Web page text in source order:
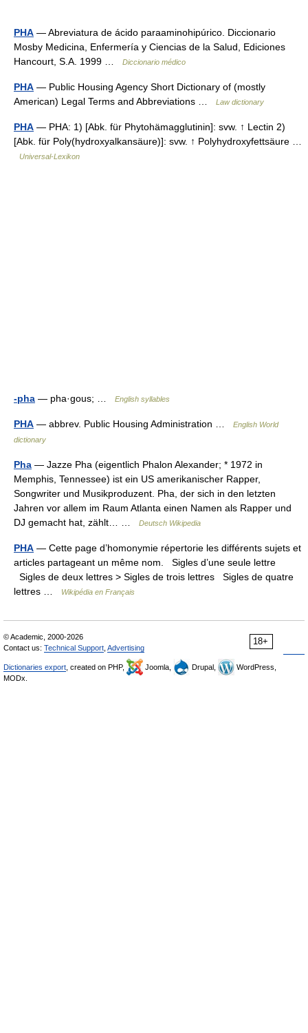
PHA — Abreviatura de ácido paraaminohipúrico. Diccionario
Mosby Medicina, Enfermería y Ciencias de la Salud, Ediciones
Hancourt, S.A. 1999 …
Diccionario médico
PHA — Public Housing Agency Short Dictionary of (mostly
American) Legal Terms and Abbreviations …
Law dictionary
PHA — PHA: 1) [Abk. für Phytohämagglutinin]: svw. ↑ Lectin 2)
[Abk. für Poly(hydroxyalkansäure)]: svw. ↑ Polyhydroxyfettsäure …
Universal-Lexikon
-pha — pha·gous; … English syllables
PHA — abbrev. Public Housing Administration …
English World
dictionary
Pha — Jazze Pha (eigentlich Phalon Alexander; * 1972 in
Memphis, Tennessee) ist ein US amerikanischer Rapper,
Songwriter und Musikproduzent. Pha, der sich in den letzten
Jahren vor allem im Raum Atlanta einen Namen als Rapper und
DJ gemacht hat, zählt… …
Deutsch Wikipedia
PHA — Cette page d’homonymie répertorie les différents sujets et
articles partageant un même nom. Sigles d’une seule lettre
Sigles de deux lettres > Sigles de trois lettres Sigles de quatre
lettres …
Wikipédia en Français
18+
© Academic, 2000-2026
Contact us: Technical Support Advertising
Dictionaries export , created on PHP, Joomla, Drupal,
WordPress,
MODx.